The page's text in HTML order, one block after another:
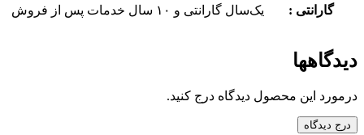
گارانتی : یک‌سال گارانتی و ۱۰ سال خدمات پس از فروش
دیدگاهها
درمورد این محصول دیدگاه درج کنید.
درج دیدگاه